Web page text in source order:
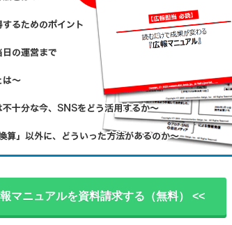
マニュアルを資料請求する（無料） <<